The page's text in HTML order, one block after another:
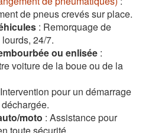
de pneus crevés sur place.
: Remorquage de
24/7.
ou enlisée :
voiture de la boue ou de la
pour un démarrage
moto : Assistance pour
toute sécurité.